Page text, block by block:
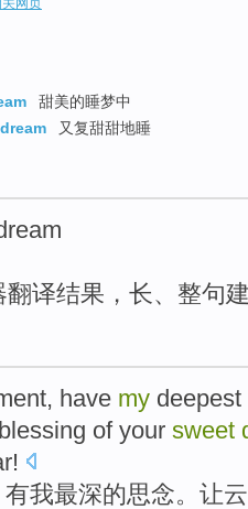
网页
甜美的睡梦中
又复甜甜地睡
翻译结果，长、整句
, have my deepest
blessing of your sweet
!
有我最深的思念。 让